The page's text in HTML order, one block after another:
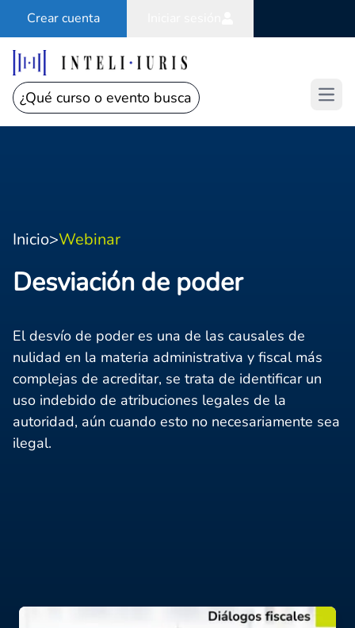
Crear cuenta
Inicio>Webinar
Desviación de poder
El desvío de poder es una de las causales de
nulidad en la materia administrativa y fiscal más
complejas de acreditar, se trata de identificar un
uso indebido de atribuciones legales de la
autoridad, aún cuando esto no necesariamente sea
ilegal.